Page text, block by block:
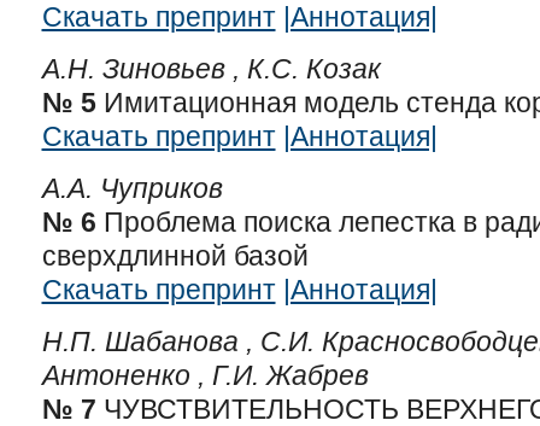
Скачать препринт |Аннотация|
А.Н. Зиновьев , К.С. Козак
№ 5Имитационная модель стенда
Скачать препринт |Аннотация|
А.А. Чуприков
№ 6 Проблема поиска лепестка в
сверхдлинной базой
Скачать препринт |Аннотация|
Н.П. Шабанова , С.И.
Антоненко , Г.И. Жабрев
№ 7 ЧУВСТВИТЕЛЬНОСТЬ